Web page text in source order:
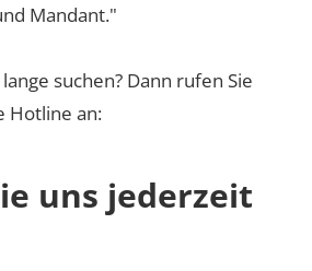
Mandant."
suchen? Dann rufen Sie
Hotline an:
uns jederzeit